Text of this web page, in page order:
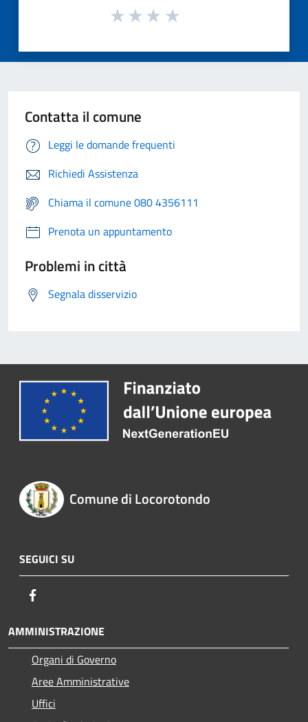
Contatta il comune
Leggi le domande frequenti
Richiedi Assistenza
Chiama il comune 080 4356111
Prenota un appuntamento
Problemi in città
Segnala disservizio
Comune di Locorotondo
SEGUICI SU
AMMINISTRAZIONE
Organi di Governo
Aree Amministrative
Uffici